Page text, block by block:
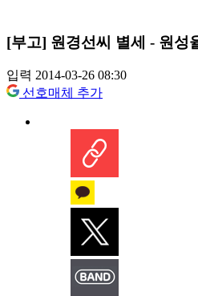
[부고] 원경선씨 별세 - 원성
입력 2014-03-26 08:30
선호매체 추가